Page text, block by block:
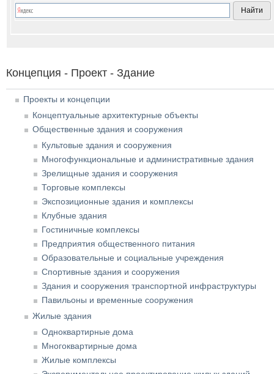
Концепция - Проект - Здание
Проекты и концепции
Концептуальные архитектурные объекты
Общественные здания и сооружения
Культовые здания и сооружения
Многофункциональные и административные здания
Зрелищные здания и сооружения
Торговые комплексы
Экспозиционные здания и комплексы
Клубные здания
Гостиничные комплексы
Предприятия общественного питания
Образовательные и социальные учреждения
Спортивные здания и сооружения
Здания и сооружения транспортной инфраструктуры
Павильоны и временные сооружения
Жилые здания
Одноквартирные дома
Многоквартирные дома
Жилые комплексы